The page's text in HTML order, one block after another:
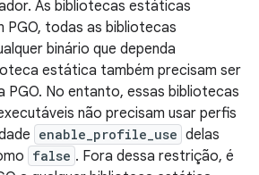
As bibliotecas estáticas
PGO, todas as bibliotecas
binário que dependa
estática também precisam ser
PGO. No entanto, essas bibliotecas
não precisam usar perfis
enable_profile_use delas
false . Fora dessa restrição, é